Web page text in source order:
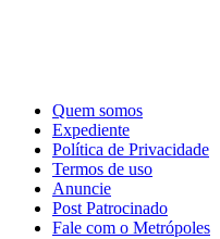
Quem somos
Expediente
Política de Privacidade
Termos de uso
Anuncie
Post Patrocinado
Fale com o Metrópoles